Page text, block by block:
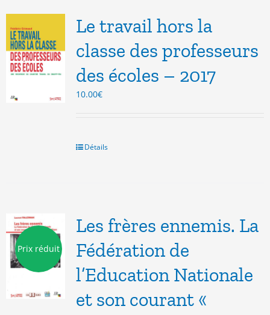
Le travail hors la
classe des professeurs
des écoles – 2017
10.00€
Détails
Prix réduit
Les frères ennemis. La
Fédération de
l’Education Nationale
et son courant «